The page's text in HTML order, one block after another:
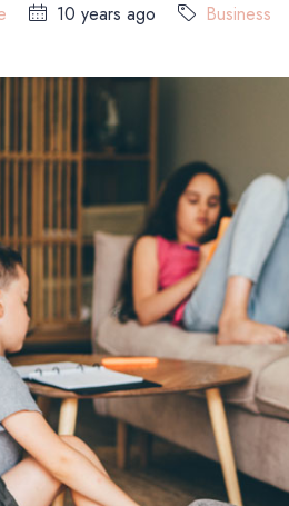
10 years ago Business